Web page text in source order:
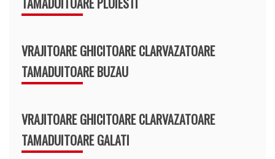
VRAJITOARE GHICITOARE CLARVAZATOARE
TAMADUITOARE BUZAU
VRAJITOARE GHICITOARE CLARVAZATOARE
TAMADUITOARE GALATI